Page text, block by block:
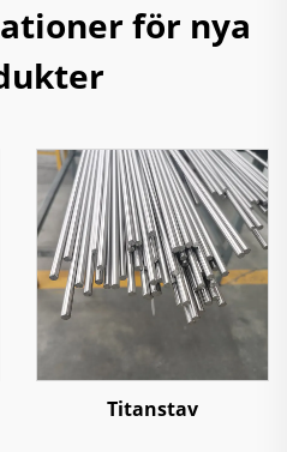
för nya
Titanstav